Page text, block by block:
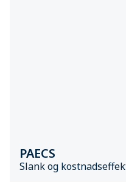
PAECS
Slank og